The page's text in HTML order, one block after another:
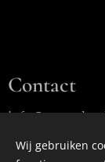
Contact
Wij gebruiken